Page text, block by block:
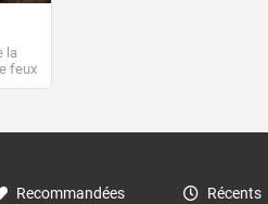
la
feux
sont
à la
Recommandées Récents